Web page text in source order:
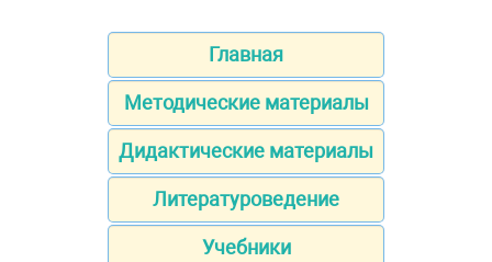
Главная
Методические материалы
Дидактические материалы
Литературоведение
Учебники